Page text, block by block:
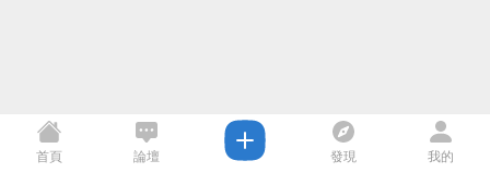
首頁 論壇 發現 我的